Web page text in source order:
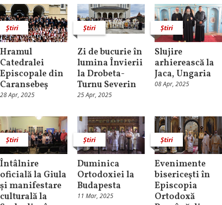
Știri
Hramul
Catedralei
Episcopale din
Caransebeș
28 Apr, 2025
Știri
Zi de bucurie în
lumina Învierii
la Drobeta-
Turnu Severin
25 Apr, 2025
Știri
Slujire
arhierească la
Jaca, Ungaria
08 Apr, 2025
Știri
Întâlnire
oficială la Giula
și manifestare
culturală la
Știri
Duminica
Ortodoxiei la
Budapesta
11 Mar, 2025
Știri
Evenimente
bisericeşti în
Episcopia
Ortodoxă